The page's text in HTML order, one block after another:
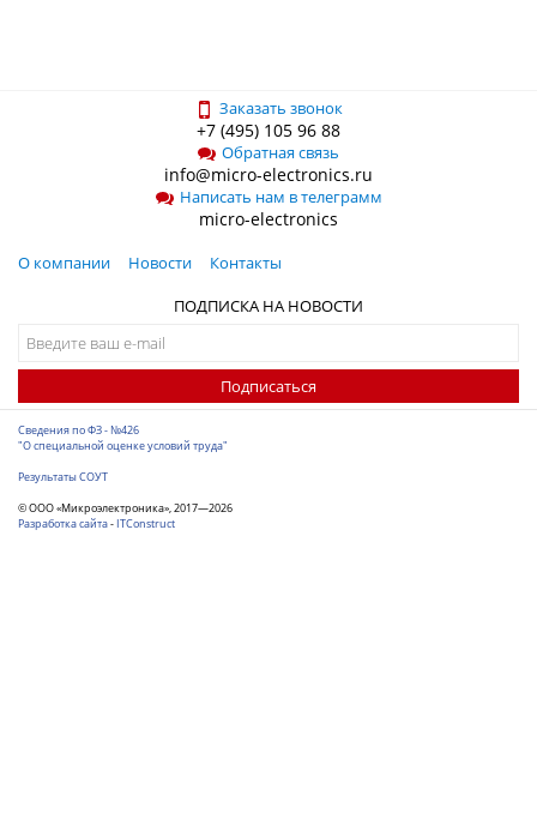
Заказать звонок
+7 (495) 105 96 88
Обратная связь
info@micro-electronics.ru
Написать нам в телеграмм
micro-electronics
О компании Новости
Контакты
ПОДПИСКА НА НОВОСТИ
Подписаться
Сведения по ФЗ - №426
"О специальной оценке условий труда"
Результаты СОУТ
© ООО «Микроэлектроника», 2017—2026
Разработка сайта-ITConstruct